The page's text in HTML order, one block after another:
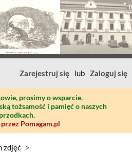
Zarejestruj się lub Zaloguj się
prosimy o wsparcie.
tożsamość i pamięć o naszych
przodkach.
Pomagam.pl
zdjęć >